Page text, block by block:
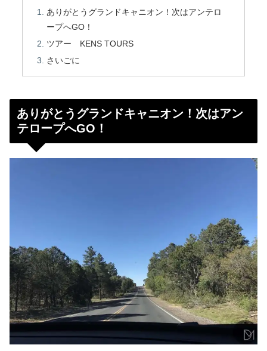
ありがとうグランドキャニオン！次はアンテロ
ープへGO！
ツアー KENS TOURS
さいごに
ありがとうグランドキャニオン！次はアン
テロープへGO！